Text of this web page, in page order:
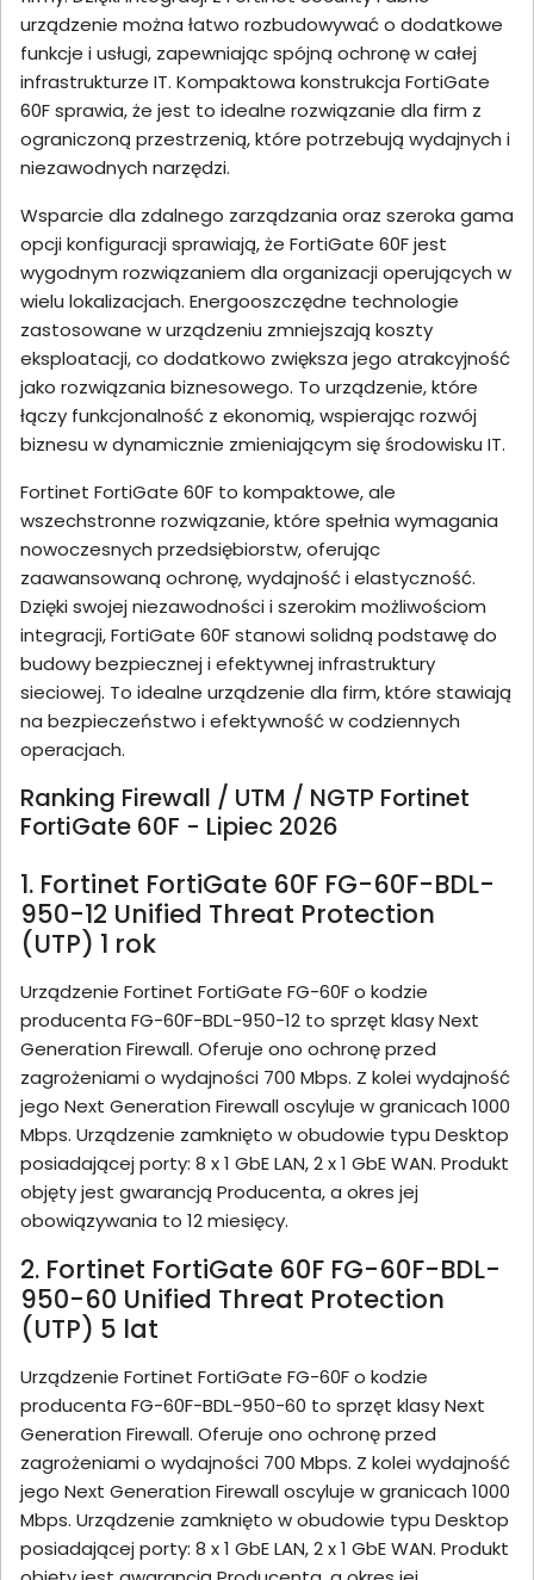
urządzenie można łatwo rozbudowywać o dodatkowe
funkcje i usługi, zapewniając spójną ochronę w całej
infrastrukturze IT. Kompaktowa konstrukcja FortiGate
60F sprawia, że jest to idealne rozwiązanie dla firm z
ograniczoną przestrzenią, które potrzebują wydajnych i
niezawodnych narzędzi.
Wsparcie dla zdalnego zarządzania oraz szeroka gama
opcji konfiguracji sprawiają, że FortiGate 60F jest
wygodnym rozwiązaniem dla organizacji operujących w
wielu lokalizacjach. Energooszczędne technologie
zastosowane w urządzeniu zmniejszają koszty
eksploatacji, co dodatkowo zwiększa jego atrakcyjność
jako rozwiązania biznesowego. To urządzenie, które
łączy funkcjonalność z ekonomią, wspierając rozwój
biznesu w dynamicznie zmieniającym się środowisku IT.
Fortinet FortiGate 60F to kompaktowe, ale
wszechstronne rozwiązanie, które spełnia wymagania
nowoczesnych przedsiębiorstw, oferując
zaawansowaną ochronę, wydajność i elastyczność.
Dzięki swojej niezawodności i szerokim możliwościom
integracji, FortiGate 60F stanowi solidną podstawę do
budowy bezpiecznej i efektywnej infrastruktury
sieciowej. To idealne urządzenie dla firm, które stawiają
na bezpieczeństwo i efektywność w codziennych
operacjach.
Ranking Firewall / UTM / NGTP Fortinet
FortiGate 60F - Lipiec 2026
1. Fortinet FortiGate 60F FG-60F-BDL-
950-12 Unified Threat Protection
(UTP) 1 rok
Urządzenie Fortinet FortiGate FG-60F o kodzie
producenta FG-60F-BDL-950-12 to sprzęt klasy Next
Generation Firewall. Oferuje ono ochronę przed
zagrożeniami o wydajności 700 Mbps. Z kolei wydajność
jego Next Generation Firewall oscyluje w granicach 1000
Mbps. Urządzenie zamknięto w obudowie typu Desktop
posiadającej porty: 8 x 1 GbE LAN, 2 x 1 GbE WAN. Produkt
objęty jest gwarancją Producenta, a okres jej
obowiązywania to 12 miesięcy.
2. Fortinet FortiGate 60F FG-60F-BDL-
950-60 Unified Threat Protection
(UTP) 5 lat
Urządzenie Fortinet FortiGate FG-60F o kodzie
producenta FG-60F-BDL-950-60 to sprzęt klasy Next
Generation Firewall. Oferuje ono ochronę przed
zagrożeniami o wydajności 700 Mbps. Z kolei wydajność
jego Next Generation Firewall oscyluje w granicach 1000
Mbps. Urządzenie zamknięto w obudowie typu Desktop
posiadającej porty: 8 x 1 GbE LAN, 2 x 1 GbE WAN. Produkt